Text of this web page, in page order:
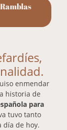
enmendar
historia de
para
tuvo tanto
día de hoy.